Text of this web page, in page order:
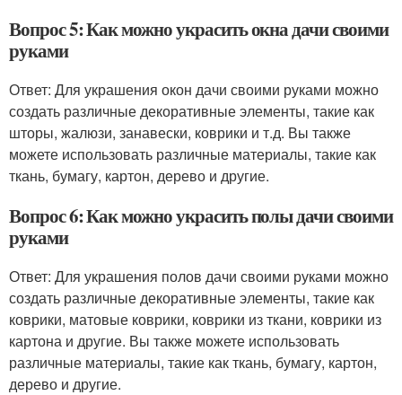
Вопрос 5: Как можно украсить окна дачи своими
руками
Ответ: Для украшения окон дачи своими руками можно
создать различные декоративные элементы, такие как
шторы, жалюзи, занавески, коврики и т.д. Вы также
можете использовать различные материалы, такие как
ткань, бумагу, картон, дерево и другие.
Вопрос 6: Как можно украсить полы дачи своими
руками
Ответ: Для украшения полов дачи своими руками можно
создать различные декоративные элементы, такие как
коврики, матовые коврики, коврики из ткани, коврики из
картона и другие. Вы также можете использовать
различные материалы, такие как ткань, бумагу, картон,
дерево и другие.